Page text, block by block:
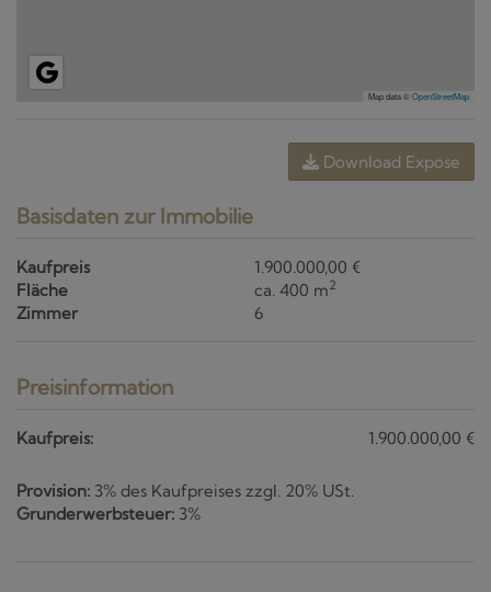
Map data ©OpenStreetMap
Download Expose
Basisdaten zur Immobilie
Kaufpreis
1.900.000,00 €
Fläche
ca. 400 m2
Zimmer 6
Preisinformation
Kaufpreis: 1.900.000,00 €
Provision: 3% des Kaufpreises zzgl. 20% USt.
Grunderwerbsteuer: 3%